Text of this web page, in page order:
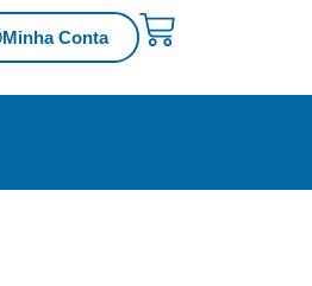
Minha Conta